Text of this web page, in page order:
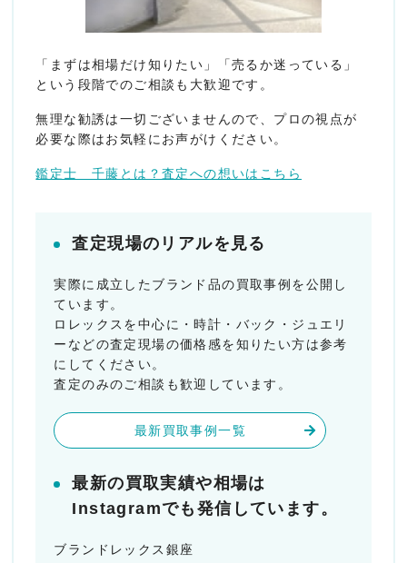
「まずは相場だけ知りたい」「売るか迷っている」
という段階でのご相談も大歓迎です。
無理な勧誘は一切ございませんので、プロの視点が
必要な際はお気軽にお声がけください。
鑑定士 千藤とは？査定への想いはこちら
査定現場のリアルを見る
実際に成立したブランド品の買取事例を公開し
ています。
ロレックスを中心に・時計・バック・ジュエリ
ーなどの査定現場の価格感を知りたい方は参考
にしてください。
査定のみのご相談も歓迎しています。
最新買取事例一覧
最新の買取実績や相場は
Instagramでも発信しています。
ブランドレックス銀座